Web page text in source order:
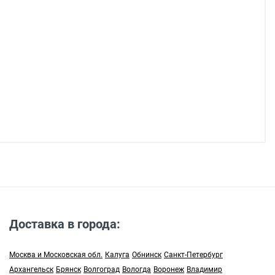
Доставка в города:
Москва и Московская обл. Калуга Обнинск Санкт-Петербург
Архангельск Брянск Волгоград Вологда Воронеж Владимир